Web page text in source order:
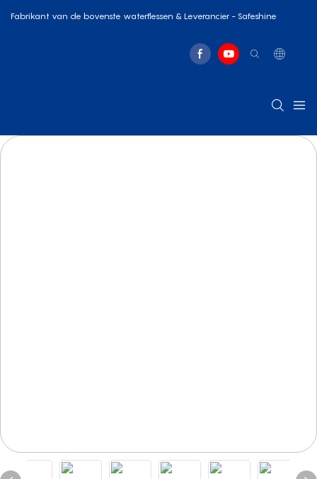
Fabrikant van de bovenste waterflessen & Leverancier - Safeshine